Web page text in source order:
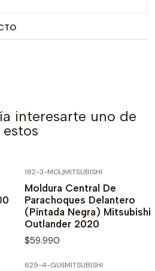
interesarte uno de
estos
182-3-MOL|MITSUBISHI
Moldura Central De
Parachoques Delantero
(Pintada Negra) Mitsubishi
Outlander 2020
$59.990
629-4-GUI|MITSUBISHI